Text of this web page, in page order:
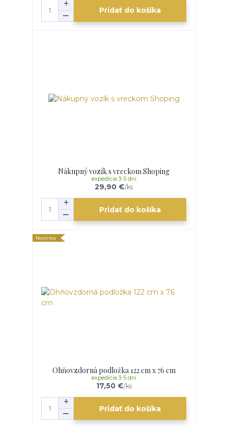
Pridať do košíka
Nákupný vozík s vreckom Shoping
29,90 €/ks
expedícia 3-5 dní
Pridať do košíka
Novinka
Ohňovzdorná podložka 122 cm x 76 cm
17,50 €/ks
expedícia 3-5 dní
Pridať do košíka